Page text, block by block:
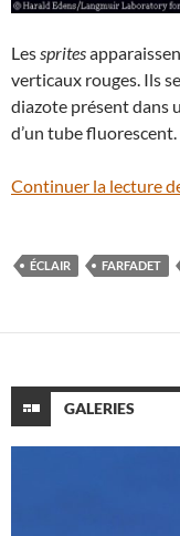
Lessprites
verticaux rouges. Ils
diazote présent dans
d’un tube fluorescent.
Continuer la lecture
ÉCLAIR FARFADET
GALERIES